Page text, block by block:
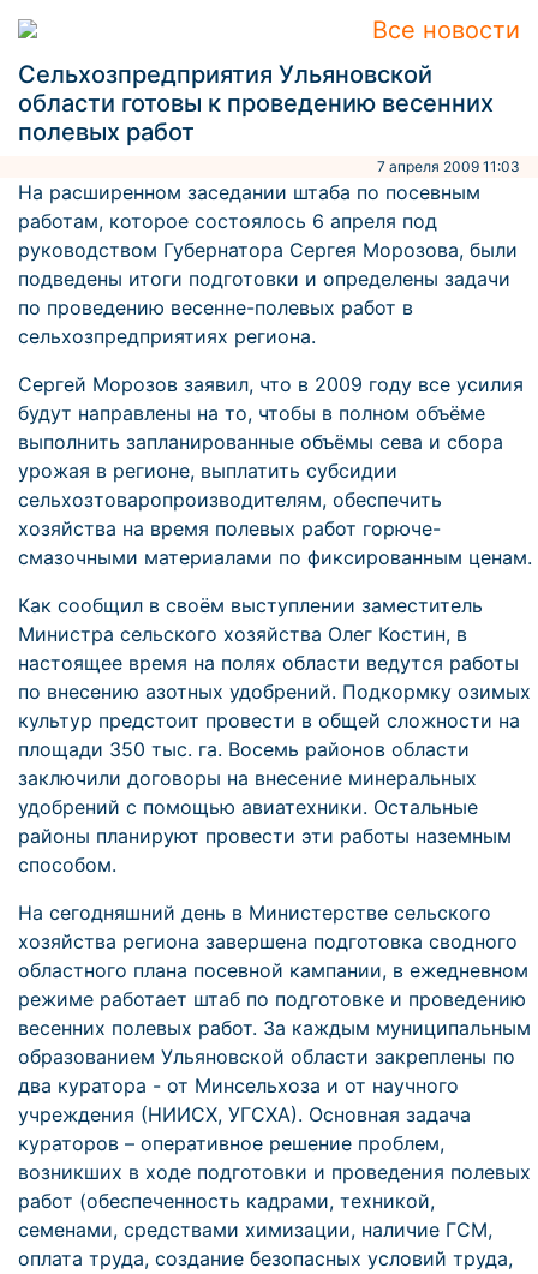
Все новости
Сельхозпредприятия Ульяновской
области готовы к проведению весенних
полевых работ
7 апреля 2009 11:03
На расширенном заседании штаба по посевным
работам, которое состоялось 6 апреля под
руководством Губернатора Сергея Морозова, были
подведены итоги подготовки и определены задачи
по проведению весенне-полевых работ в
сельхозпредприятиях региона.
Сергей Морозов заявил, что в 2009 году все усилия
будут направлены на то, чтобы в полном объёме
выполнить запланированные объёмы сева и сбора
урожая в регионе, выплатить субсидии
сельхозтоваропроизводителям, обеспечить
хозяйства на время полевых работ горюче-
смазочными материалами по фиксированным ценам.
Как сообщил в своём выступлении заместитель
Министра сельского хозяйства Олег Костин, в
настоящее время на полях области ведутся работы
по внесению азотных удобрений. Подкормку озимых
культур предстоит провести в общей сложности на
площади 350 тыс. га. Восемь районов области
заключили договоры на внесение минеральных
удобрений с помощью авиатехники. Остальные
районы планируют провести эти работы наземным
способом.
На сегодняшний день в Министерстве сельского
хозяйства региона завершена подготовка сводного
областного плана посевной кампании, в ежедневном
режиме работает штаб по подготовке и проведению
весенних полевых работ. За каждым муниципальным
образованием Ульяновской области закреплены по
два куратора - от Минсельхоза и от научного
учреждения (НИИСХ, УГСХА). Основная задача
кураторов – оперативное решение проблем,
возникших в ходе подготовки и проведения полевых
работ (обеспеченность кадрами, техникой,
семенами, средствами химизации, наличие ГСМ,
оплата труда, создание безопасных условий труда,